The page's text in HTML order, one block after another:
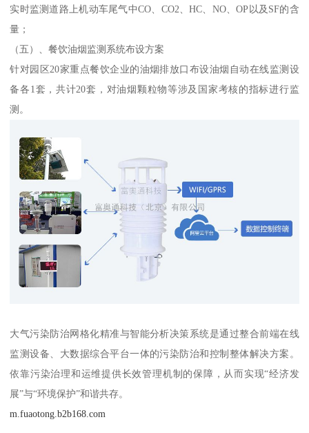
实时监测道路上机动车尾气中CO、CO2、HC、NO、OP以及SF的含
量；
（五）、餐饮油烟监测系统布设方案
针对园区20家重点餐饮企业的油烟排放口布设油烟自动在线监测设
备各1套，共计20套，对油烟颗粒物等涉及国家考核的指标进行监
测。
大气污染防治网格化精准与智能分析决策系统是通过整合前端在线
监测设备、大数据综合平台一体的污染防治和控制整体解决方案。
依靠污染治理和运维提供长效管理机制的保障，从而实现“经济发
展”与“环境保护”和谐共存。
m.fuaotong.b2b168.com